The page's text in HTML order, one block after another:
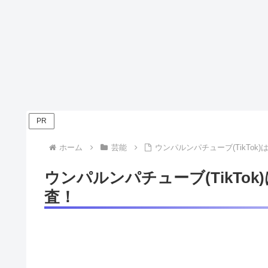
PR
ホーム 芸能 ウンパルンパチューブ(TikTok)
ウンパルンパチューブ
査！